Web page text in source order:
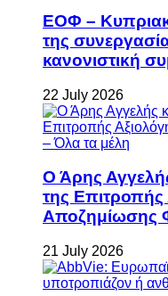
ΕΟΦ –
της
κανονιστική
22 July 2026
Ο Άρης
της Επιτροπής
Αποζημίωσης
21 July 2026